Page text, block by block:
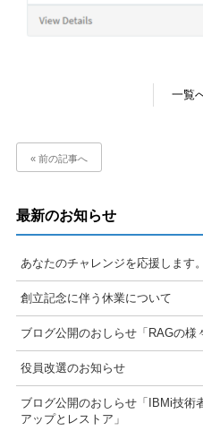
一覧
« 前の記事へ
最新のお知らせ
あなたのチャレンジを応援します
創立記念に伴う休業について
ブログ公開のおしらせ「RAGの様
役員改選のお知らせ
ブログ公開のおしらせ「IBMi技術
アップとレストア」